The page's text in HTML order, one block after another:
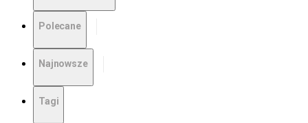
Polecane
Najnowsze
Tagi